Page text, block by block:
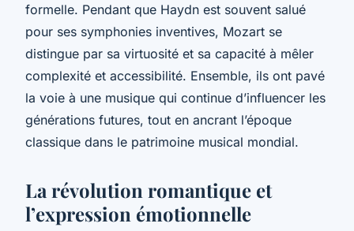
formelle. Pendant que Haydn est souvent salué
pour ses symphonies inventives, Mozart se
distingue par sa virtuosité et sa capacité à mêler
complexité et accessibilité. Ensemble, ils ont pavé
la voie à une musique qui continue d’influencer les
générations futures, tout en ancrant l’époque
classique dans le patrimoine musical mondial.
La révolution romantique et
l’expression émotionnelle